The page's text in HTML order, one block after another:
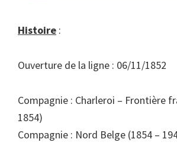
Histoire :
Ouverture de la ligne : 06/11/1852
Compagnie : Charleroi – Frontière
1854)
Compagnie : Nord Belge (1854 –